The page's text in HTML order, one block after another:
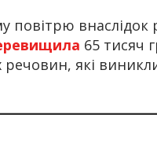
внаслідок
65 тисяч
які